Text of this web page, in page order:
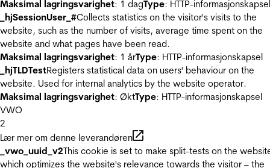
Maksimal lagringsvarighet: 1 dagType: HTTP-informasjonskapsel
_hjSessionUser_#Collects statistics on the visitor's visits to the
website, such as the number of visits, average time spent on the
website and what pages have been read.
Maksimal lagringsvarighet: 1 årType: HTTP-informasjonskapsel
_hjTLDTestRegisters statistical data on users' behaviour on the
website. Used for internal analytics by the website operator.
Maksimal lagringsvarighet: ØktType: HTTP-informasjonskapsel
VWO
2
Lær mer om denne leverandøren
_vwo_uuid_v2This cookie is set to make split-tests on the
which optimizes the website's relevance towards the visitor – the